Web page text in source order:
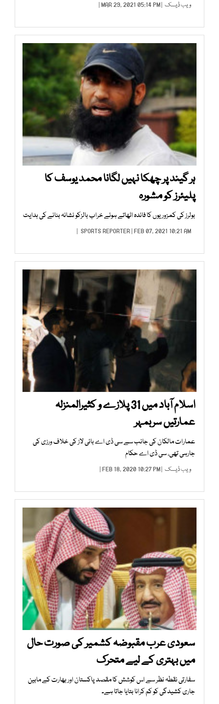
ویب ڈیسک | MAR 29, 2021 05:14 PM |
ہر گیند پر چھکا نہیں لگانا محمد یوسف کا
پلیئرز کو مشورہ
بولرز کی کمزوریوں کا فائدہ اٹھاتے ہوئے خراب بالزکو نشانہ بنانے کی ہدایت
SPORTS REPORTER| FEB 07, 2021 10:21 AM |
اسلام آباد میں 31 پلازے و کثیرالمنزلہ
عمارتیں سربمہر
عمارات مالکان کی جانب سے سی ڈی اے بائی لاز کی خلاف ورزی کی
جارہی تھی، سی ڈی اے حکام
ویب ڈیسک | FEB 18, 2020 10:27 PM |
سعودی عرب مقبوضہ کشمیر کی صورت حال
میں بہتری کے لیے متحرک
سفارتی نقطہ نظر سے اس کوشش کا مقصد پاکستان اور بھارت کے مابین
جاری کشیدگی کو کم کرانا بتایا جاتا ہے۔